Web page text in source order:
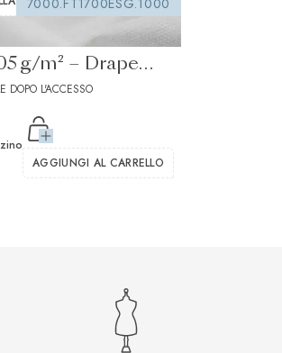
7000.FT1700ESG.1000
termoadesiva
g/m² – Drape
1DOPO L'ACCESSO
AGGIUNGI AL CARRELLO